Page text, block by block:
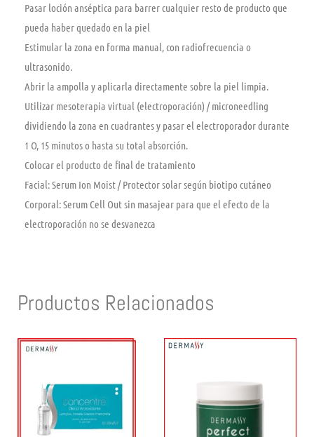
Pasar loción anséptica para barrer cualquier resto de producto que
pueda haber quedado en la piel
Estimular la zona en forma manual, con radiofrecuencia o
ultrasonido.
Abrir la ampolla y aplicarla directamente sobre la piel limpia.
Utilizar mesoterapia virtual (electroporación) / microneedling
dividiendo la zona en cuadrantes y pasar el electroporador durante
1 O, 15 minutos o hasta su total absorción.
Colocar el producto de final de tratamiento
Facial: Serum Ion Moist / Protector solar según biotipo cutáneo
Corporal: Serum Cell Out sin masajear para que el efecto de la
electroporación no se desvanezca
Productos Relacionados